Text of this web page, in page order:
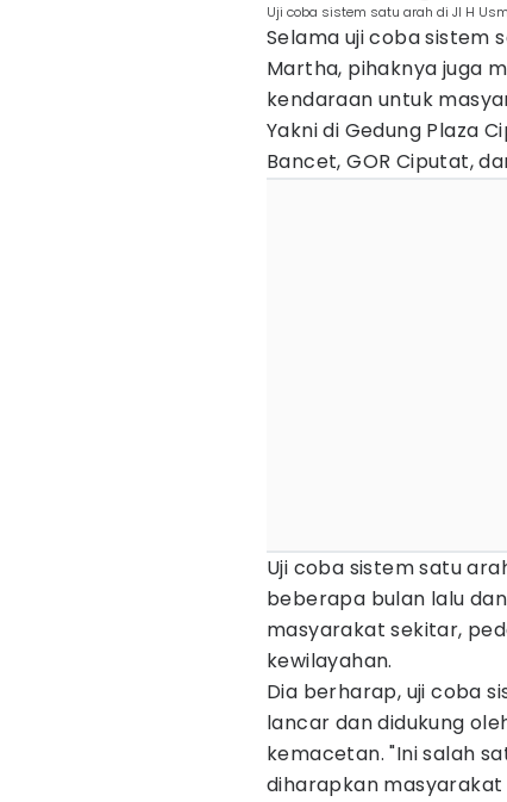
Uji coba sistem satu arah di Jl H
Selama uji coba sistem
Martha, pihaknya juga
kendaraan untuk
Yakni di Gedung Plaza
Bancet, GOR Ciputat,
Uji coba sistem satu
beberapa bulan lalu
masyarakat sekitar,
kewilayahan.
Dia berharap, uji coba
lancar dan didukung
kemacetan. "Ini salah
diharapkan